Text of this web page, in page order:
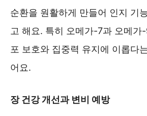
순환을 원활하게 만들어 인지 기
고 해요. 특히 오메가-7과 오메가
포 보호와 집중력 유지에 이롭다
어요.
장 건강 개선과 변비 예방